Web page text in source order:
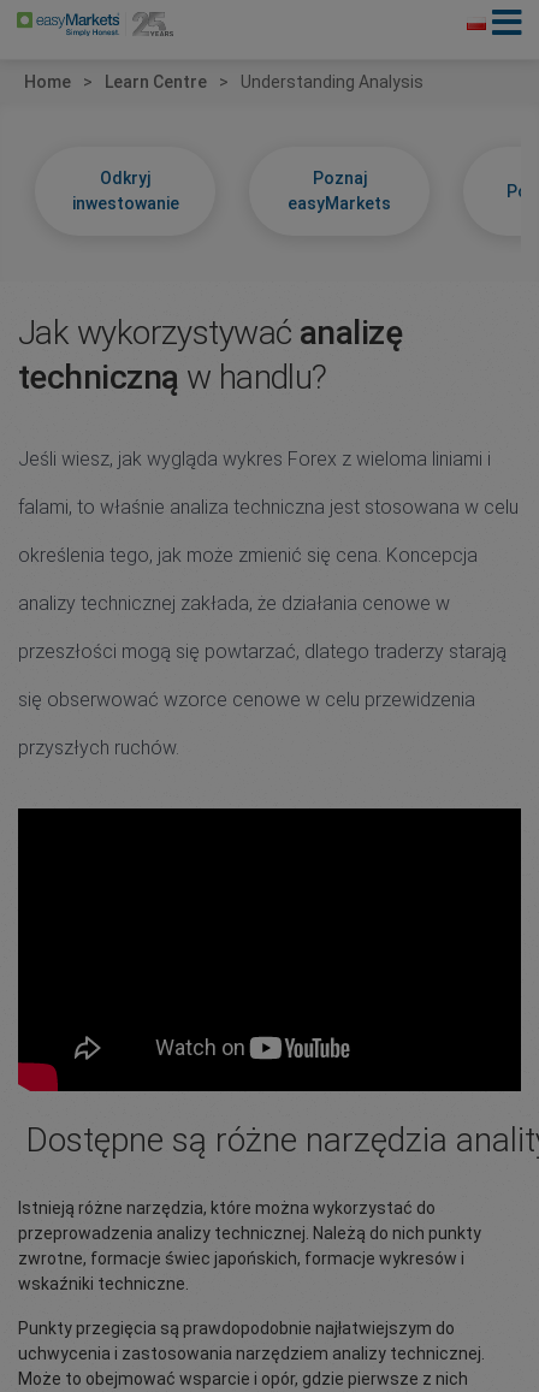
Home Learn Centre Understanding Analysis
Odkryj
inwestowanie
Poznaj
easyMarkets
Jak wykorzystywać analizę
techniczną w handlu?
Jeśli wiesz, jak wygląda wykres Forex z wieloma liniami i
falami, to właśnie analiza techniczna jest stosowana w celu
określenia tego, jak może zmienić się cena. Koncepcja
analizy technicznej zakłada, że działania cenowe w
przeszłości mogą się powtarzać, dlatego traderzy starają
się obserwować wzorce cenowe w celu przewidzenia
przyszłych ruchów.
Dostępne są różne narzędzia
Istnieją różne narzędzia, które można wykorzystać do
przeprowadzenia analizy technicznej. Należą do nich punkty
zwrotne, formacje świec japońskich, formacje wykresów i
wskaźniki techniczne.
Punkty przegięcia są prawdopodobnie najłatwiejszym do
uchwycenia i zastosowania narzędziem analizy technicznej.
Może to obejmować wsparcie i opór, gdzie pierwsze z nich